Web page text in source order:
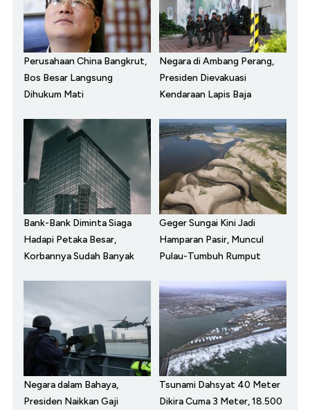
Perusahaan China Bangkrut,
Bos Besar Langsung
Dihukum Mati
Negara di Ambang Perang,
Presiden Dievakuasi
Kendaraan Lapis Baja
Bank-Bank Diminta Siaga
Hadapi Petaka Besar,
Korbannya Sudah Banyak
Geger Sungai Kini Jadi
Hamparan Pasir, Muncul
Pulau-Tumbuh Rumput
Negara dalam Bahaya,
Presiden Naikkan Gaji
Tsunami Dahsyat 40 Meter
Dikira Cuma 3 Meter, 18.500